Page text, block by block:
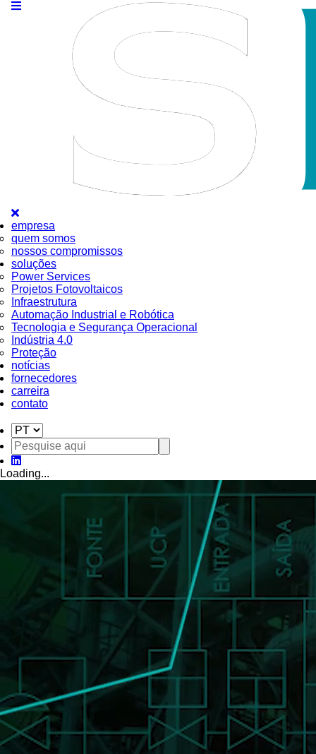
empresa
quem somos
nossos compromissos
soluções
Power Services
Projetos Fotovoltaicos
Infraestrutura
Automação Industrial e Robótica
Tecnologia e Segurança Operacional
Indústria 4.0
Proteção
notícias
fornecedores
carreira
contato
Loading...